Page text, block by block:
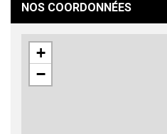
NOS COORDONNÉES
+
−